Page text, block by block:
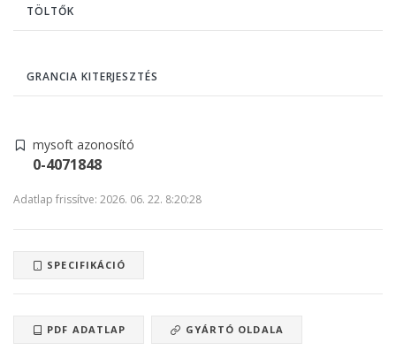
TÖLTŐK
GRANCIA KITERJESZTÉS
mysoft azonosító
0-4071848
Adatlap frissítve: 2026. 06. 22. 8:20:28
SPECIFIKÁCIÓ
PDF ADATLAP GYÁRTÓ OLDALA